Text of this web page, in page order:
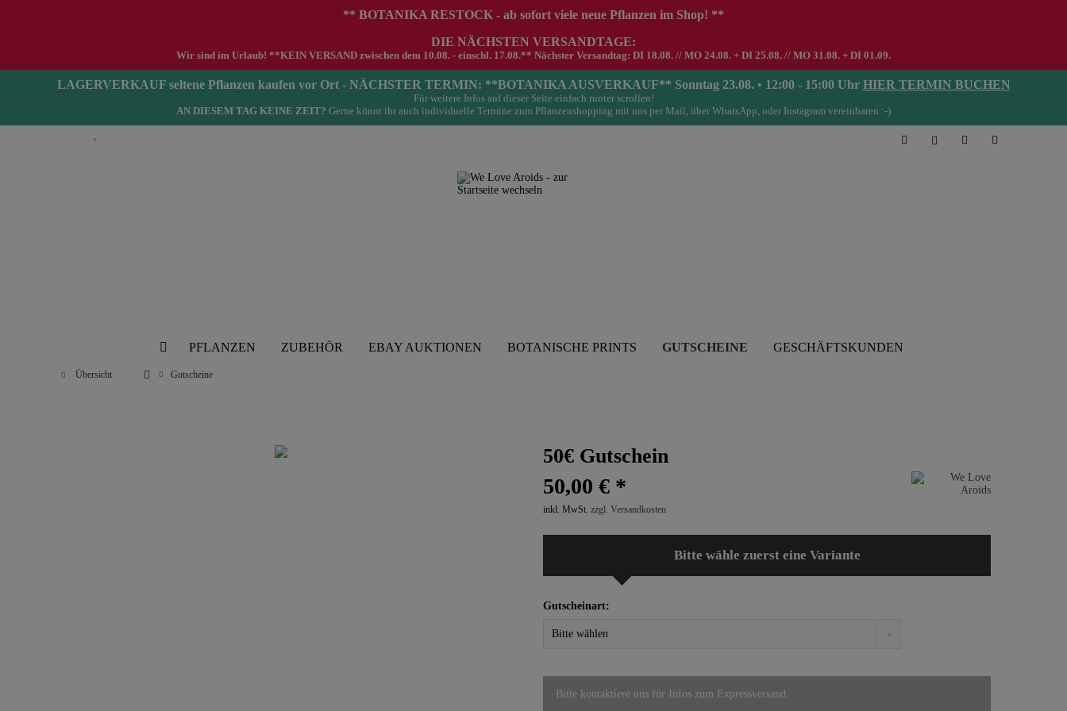
** BOTANIKA RESTOCK - ab sofort viele neue Pflanzen im Shop! **
DIE NÄCHSTEN VERSANDTAGE:
Wir sind im Urlaub! **KEIN VERSAND zwischen dem 10.08. - einschl. 17.08.** Nächster Versandtag: DI 18.08. // MO 24.08. + DI 25.08. // MO 31.08. + DI 01.09.
LAGERVERKAUF seltene Pflanzen kaufen vor Ort - NÄCHSTER TERMIN: **BOTANIKA AUSVERKAUF** Sonntag 23.08. • 12:00 - 15:00 Uhr HIER TERMIN BUCHEN
Für weitere Infos auf dieser Seite einfach runter scrollen!
AN DIESEM TAG KEINE ZEIT? Gerne könnt ihr auch individuelle Termine zum Pflanzenshopping mit uns per Mail, über WhatsApp, oder Instagram vereinbaren :-)
PFLANZEN ZUBEHÖR EBAY AUKTIONEN BOTANISCHE PRINTS GUTSCHEINE GESCHÄFTSKUNDEN
Übersicht Gutscheine
50€ Gutschein
50,00 € *
inkl. MwSt. zzgl. Versandkosten
Bitte wähle zuerst eine Variante
Gutscheinart:
Bitte kontaktiere uns für Infos zum Expressversand.